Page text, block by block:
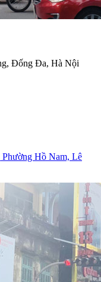
Đống Đa, Hà Nội
Hồ Nam, Lê